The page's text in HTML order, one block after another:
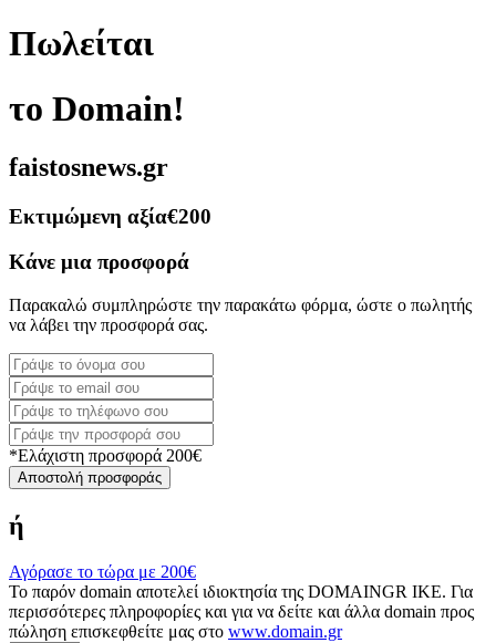
Πωλείται
το Domain!
faistosnews.gr
Εκτιμώμενη αξία€200
Κάνε μια προσφορά
Παρακαλώ συμπληρώστε την παρακάτω φόρμα, ώστε ο πωλητής
να λάβει την προσφορά σας.
*Ελάχιστη προσφορά 200€
Αποστολή προσφοράς
ή
Αγόρασε το τώρα με 200€
Το παρόν domain αποτελεί ιδιοκτησία της DOMAINGR ΙΚΕ. Για
περισσότερες πληροφορίες και για να δείτε και άλλα domain προς
πώληση επισκεφθείτε μας στο www.domain.gr